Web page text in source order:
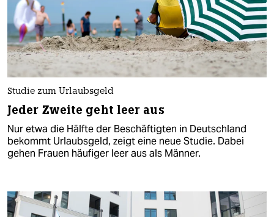
Studie zum Urlaubsgeld
Jeder Zweite geht leer aus
Nur etwa die Hälfte der Beschäftigten in Deutschland
bekommt Urlaubsgeld, zeigt eine neue Studie. Dabei
gehen Frauen häufiger leer aus als Männer.